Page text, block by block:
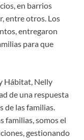
en barrios
entre otros. Los
entregaron
para que
Hábitat, Nelly
de una respuesta
de las familias.
familias, somos el
gestionando